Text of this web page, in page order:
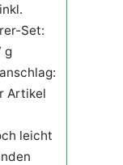
Set:
g
Artikel
leicht